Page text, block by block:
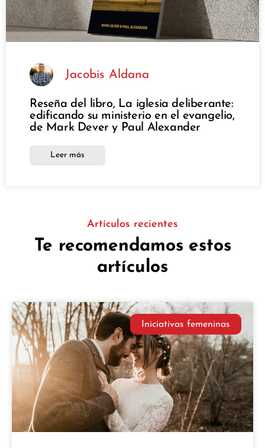
Jacobis Aldana
Reseña del libro, La iglesia deliberante:
edificando su ministerio en el evangelio,
de Mark Dever y Paul Alexander
Leer más
Artículos recientes
Te recomendamos estos
artículos
Iniciativas femeninas